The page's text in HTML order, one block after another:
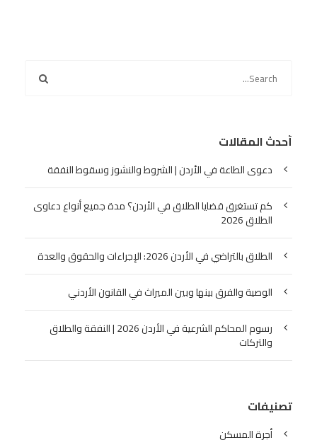
أحدث المقالات
دعوى الطاعة في الأردن | الشروط والنشوز وسقوط النفقة
كم تستغرق قضايا الطلاق في الأردن؟ مدة جميع أنواع دعاوى
الطلاق 2026
الطلاق بالتراضي في الأردن 2026: الإجراءات والحقوق والعدة
الوصية والفرق بينها وبين الميراث في القانون الأردني
رسوم المحاكم الشرعية في الأردن 2026 | النفقة والطلاق
والتركات
تصنيفات
أجرة المسكن